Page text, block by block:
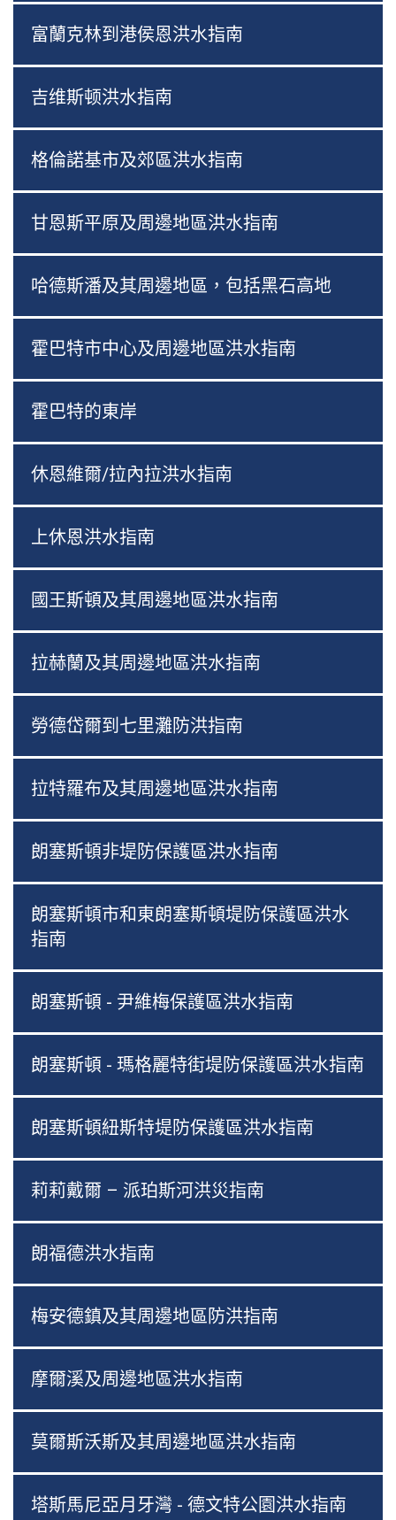
富蘭克林到港侯恩洪水指南
吉维斯顿洪水指南
格倫諾基市及郊區洪水指南
甘恩斯平原及周邊地區洪水指南
哈德斯潘及其周邊地區，包括黑石高地
霍巴特市中心及周邊地區洪水指南
霍巴特的東岸
休恩維爾/拉內拉洪水指南
上休恩洪水指南
國王斯頓及其周邊地區洪水指南
拉赫蘭及其周邊地區洪水指南
勞德岱爾到七里灘防洪指南
拉特羅布及其周邊地區洪水指南
朗塞斯頓非堤防保護區洪水指南
朗塞斯頓市和東朗塞斯頓堤防保護區洪水
指南
朗塞斯頓 - 尹維梅保護區洪水指南
朗塞斯頓 - 瑪格麗特街堤防保護區洪水指南
朗塞斯頓紐斯特堤防保護區洪水指南
莉莉戴爾 – 派珀斯河洪災指南
朗福德洪水指南
梅安德鎮及其周邊地區防洪指南
摩爾溪及周邊地區洪水指南
莫爾斯沃斯及其周邊地區洪水指南
塔斯馬尼亞月牙灣 - 德文特公園洪水指南